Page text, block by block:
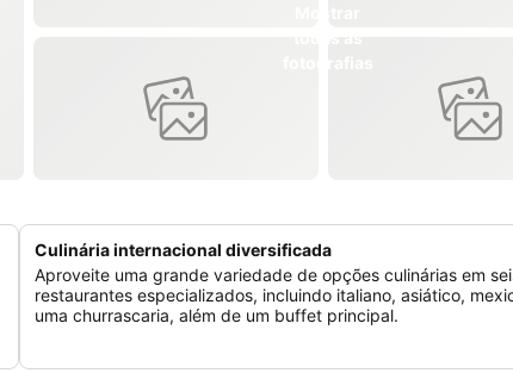
Culinária internacional diversificada
Aproveite uma grande variedade de opções culinárias em
restaurantes especializados, incluindo italiano, asiático,
uma churrascaria, além de um buffet principal.